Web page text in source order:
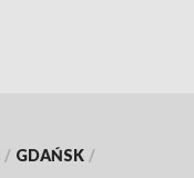
/ GDAŃSK /